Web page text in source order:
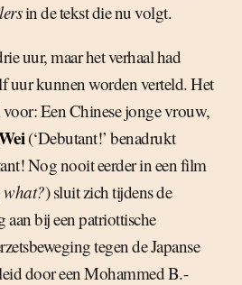
in de tekst die nu volgt.
uur, maar het verhaal had
uur kunnen worden verteld. Het
voor: Een Chinese jonge vrouw,
(‘Debutant!’ benadrukt
Nog nooit eerder in een film
what?) sluit zich tijdens de
bij een patriottische
tegen de Japanse
door een Mohammed B.-